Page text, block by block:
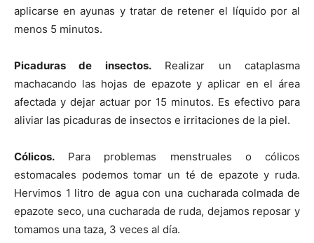
aplicarse en ayunas y tratar de retener el líquido por al
menos 5 minutos.
Picaduras de insectos.Realizar un cataplasma
machacando las hojas de epazote y aplicar en el área
afectada y dejar actuar por 15 minutos. Es efectivo para
aliviar las picaduras de insectos e irritaciones de la piel.
Cólicos. Para problemas menstruales o cólicos
estomacales podemos tomar un té de epazote y ruda.
Hervimos 1 litro de agua con una cucharada colmada de
epazote seco, una cucharada de ruda, dejamos reposar y
tomamos una taza, 3 veces al día.